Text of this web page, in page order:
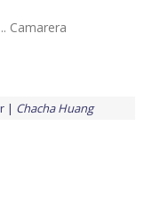
Camarera
Chacha Huang